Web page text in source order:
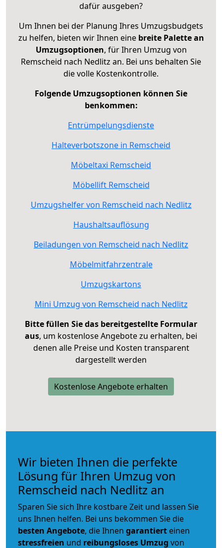
dafür ausgeben?
Um Ihnen bei der Planung Ihres Umzugsbudgets
zu helfen, bieten wir Ihnen eine breite Palette an
Umzugsoptionen, für Ihren Umzug von
Remscheid nach Nedlitz an. Bei uns behalten Sie
die volle Kostenkontrolle.
Folgende Umzugsoptionen können Sie
benkommen:
Entrümpelungsdienste
Halteverbotszone in Remscheid
Möbeltaxi Remscheid
Möbellift Remscheid
Umzugshelfer von Remscheid nach Nedlitz
Haushaltsauflösung
Beiladungen von Remscheid nach Nedlitz
Möbelmitfahrzentrale
Umzugskartons
Mini Umzug von Remscheid nach Nedlitz
Bitte füllen Sie das bereitgestellte Formular
aus, um kostenlose Angebote zu erhalten, bei
denen alle Preise und Kosten transparent
dargestellt werden
Kostenlose Angebote erhalten
Wir bieten Ihnen die perfekte
Lösung für Ihren Umzug von
Remscheid nach Nedlitz an
Sparen Sie sich Ihre kostbare Zeit und lassen Sie
uns Ihnen helfen. Bei uns bekommen Sie die
besten Angebote, die Ihnen garantiert einen
stressfreien und reibungsloses Umzug von